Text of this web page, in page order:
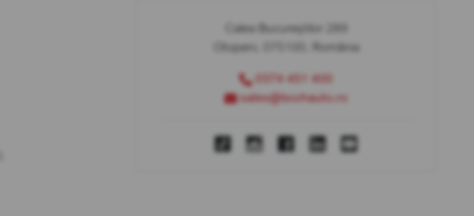
Calea Bucureștilor 289
Otopeni, 075100, România
0374 451 400
sales@bcchauto.ro